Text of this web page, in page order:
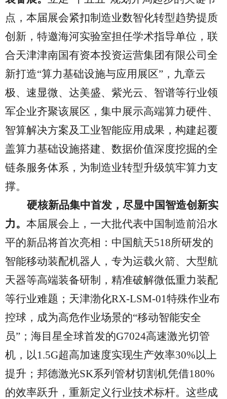
点，本届展会紧扣制造业数智化转型趋势提质
创新，特邀海河实验室担任学术指导单位，联
合天津津南国有资本投资运营集团有限公司全
新打造“算力基础设施与应用展区”，九章云
极、速显微、达美盛、紫光云、智谱等行业领
军企业齐聚该展区，集中展示高端算力硬件、
智算解决方案及工业智能应用成果，构建起覆
盖算力基础设施搭建、数据价值深度挖掘的全
链条服务体系，为制造业转型升级筑牢算力支
撑。
硬核新品集中首发，尽显中国智造创新实
力。 本届展会上，一大批代表中国制造前沿水
平的新品将首次亮相：中国航天518所研发的
智能移动装配机器人，专为运载火箭、大型航
天器等高端装备研制，精准破解微低重力装配
等行业难题；天津渤化RX-LSM-01特殊作业布
控球，成为高危作业场景的“移动智能安全
员”；海目星全球首发的G7024高速激光切管
机，以1.5G超高加速度实现生产效率30%以上
提升；邦德激光SK系列管材切割机凭借180%
的效率跃升，重新定义行业技术标杆。这些成